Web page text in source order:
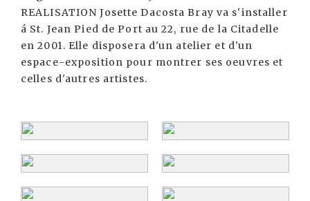
REALISATION Josette Dacosta Bray va s'installer
á St. Jean Pied de Port au 22, rue de la Citadelle
en 2001. Elle disposera d'un atelier et d'un
espace-exposition pour montrer ses oeuvres et
celles d'autres artistes.